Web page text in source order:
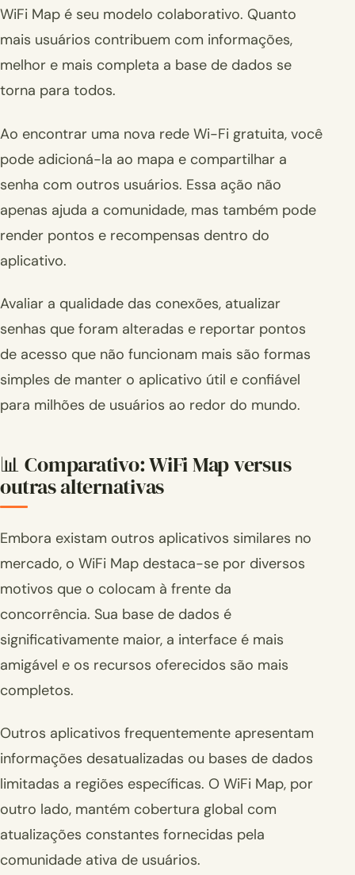
WiFi Map é seu modelo colaborativo. Quanto
mais usuários contribuem com informações,
melhor e mais completa a base de dados se
torna para todos.
Ao encontrar uma nova rede Wi-Fi gratuita, você
pode adicioná-la ao mapa e compartilhar a
senha com outros usuários. Essa ação não
apenas ajuda a comunidade, mas também pode
render pontos e recompensas dentro do
aplicativo.
Avaliar a qualidade das conexões, atualizar
senhas que foram alteradas e reportar pontos
de acesso que não funcionam mais são formas
simples de manter o aplicativo útil e confiável
para milhões de usuários ao redor do mundo.
📊 Comparativo: WiFi Map versus
outras alternativas
Embora existam outros aplicativos similares no
mercado, o WiFi Map destaca-se por diversos
motivos que o colocam à frente da
concorrência. Sua base de dados é
significativamente maior, a interface é mais
amigável e os recursos oferecidos são mais
completos.
Outros aplicativos frequentemente apresentam
informações desatualizadas ou bases de dados
limitadas a regiões específicas. O WiFi Map, por
outro lado, mantém cobertura global com
atualizações constantes fornecidas pela
comunidade ativa de usuários.